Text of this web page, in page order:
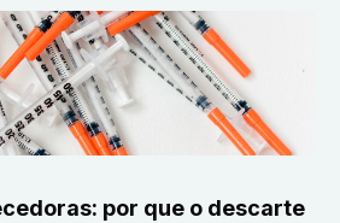
por que o descarte